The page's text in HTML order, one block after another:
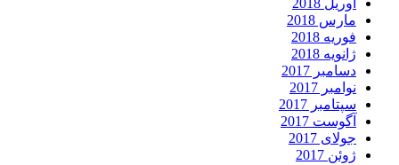
مارس 2018
فوریه 2018
ژانویه 2018
دسامبر 2017
نوامبر 2017
سپتامبر 2017
آگوست 2017
جولای 2017
ژوئن 2017